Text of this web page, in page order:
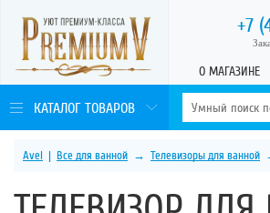
+7
О МАГАЗИНЕ
КАТАЛОГ ТОВАРОВ
Avel | Все для ванной → Телевизоры для ванной